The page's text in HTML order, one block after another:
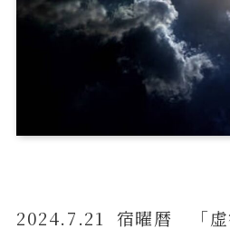
2024.7.21 宿曜暦 「虚